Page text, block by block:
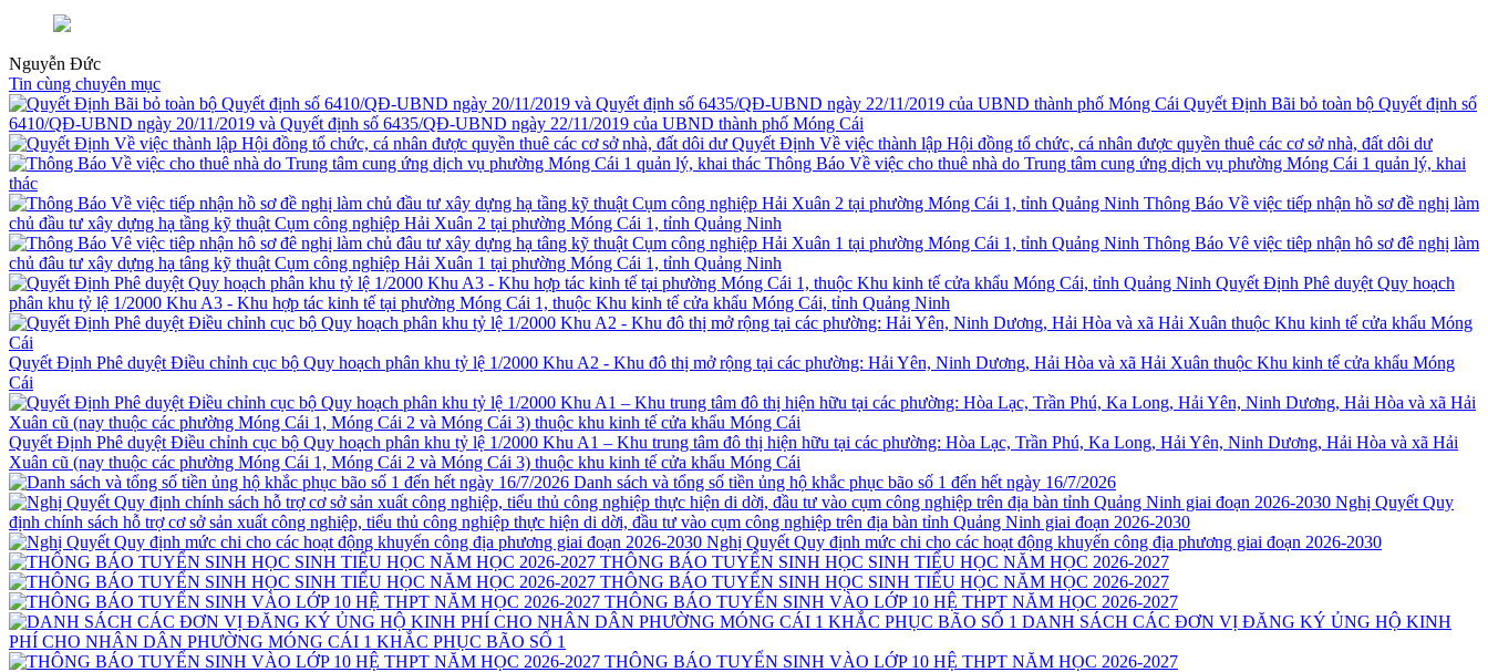
Nguyễn Đức
Tin cùng chuyên mục
Quyết Định Bãi bỏ toàn bộ Quyết định số
6410/QĐ-UBND ngày 20/11/2019 và Quyết định số 6435/QĐ-UBND ngày 22/11/2019 của UBND thành phố Móng Cái
Quyết Định Về việc thành lập Hội đồng tổ chức, cá nhân được quyền thuê các cơ sở nhà, đất dôi dư
Thông Báo Về việc cho thuê nhà do Trung tâm cung ứng dịch vụ phường Móng Cái 1 quản lý, khai
thác
Thông Báo Về việc tiếp nhận hồ sơ đề nghị làm
chủ đầu tư xây dựng hạ tầng kỹ thuật Cụm công nghiệp Hải Xuân 2 tại phường Móng Cái 1, tỉnh Quảng Ninh
Thông Báo Vê việc tiêp nhận hô sơ đê nghị làm
chủ đâu tư xây dựng hạ tâng kỹ thuật Cụm công nghiệp Hải Xuân 1 tại phường Móng Cái 1, tỉnh Quảng Ninh
Quyết Định Phê duyệt Quy hoạch
phân khu tỷ lệ 1/2000 Khu A3 - Khu hợp tác kinh tế tại phường Móng Cái 1, thuộc Khu kinh tế cửa khẩu Móng Cái, tỉnh Quảng Ninh
Quyết Định Phê duyệt Điều chỉnh cục bộ Quy hoạch phân khu tỷ lệ 1/2000 Khu A2 - Khu đô thị mở rộng tại các phường: Hải Yên, Ninh Dương, Hải Hòa và xã Hải Xuân thuộc Khu kinh tế cửa khẩu Móng
Cái
Quyết Định Phê duyệt Điều chỉnh cục bộ Quy hoạch phân khu tỷ lệ 1/2000 Khu A1 – Khu trung tâm đô thị hiện hữu tại các phường: Hòa Lạc, Trần Phú, Ka Long, Hải Yên, Ninh Dương, Hải Hòa và xã Hải
Xuân cũ (nay thuộc các phường Móng Cái 1, Móng Cái 2 và Móng Cái 3) thuộc khu kinh tế cửa khẩu Móng Cái
Danh sách và tổng số tiền ủng hộ khắc phục bão số 1 đến hết ngày 16/7/2026
Nghị Quyết Quy
định chính sách hỗ trợ cơ sở sản xuất công nghiệp, tiểu thủ công nghiệp thực hiện di dời, đầu tư vào cụm công nghiệp trên địa bàn tỉnh Quảng Ninh giai đoạn 2026-2030
Nghị Quyết Quy định mức chi cho các hoạt động khuyến công địa phương giai đoạn 2026-2030
THÔNG BÁO TUYỂN SINH HỌC SINH TIỂU HỌC NĂM HỌC 2026-2027
THÔNG BÁO TUYỂN SINH HỌC SINH TIỂU HỌC NĂM HỌC 2026-2027
THÔNG BÁO TUYỂN SINH VÀO LỚP 10 HỆ THPT NĂM HỌC 2026-2027
DANH SÁCH CÁC ĐƠN VỊ ĐĂNG KÝ ỦNG HỘ KINH
PHÍ CHO NHÂN DÂN PHƯỜNG MÓNG CÁI 1 KHẮC PHỤC BÃO SỐ 1
THÔNG BÁO TUYỂN SINH VÀO LỚP 10 HỆ THPT NĂM HỌC 2026-2027